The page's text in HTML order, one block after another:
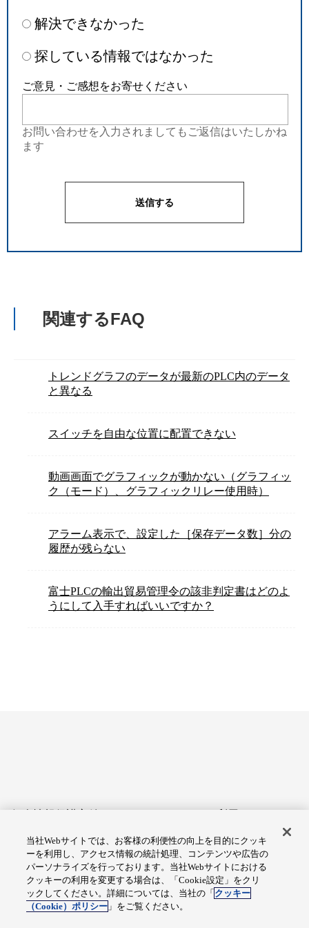
解決できなかった
探している情報ではなかった
ご意見・ご感想をお寄せください
お問い合わせを入力されましてもご返信はいたしかね
ます
関連するFAQ
トレンドグラフのデータが最新のPLC内のデータ
と異なる
スイッチを自由な位置に配置できない
動画画面でグラフィックが動かない（グラフィッ
ク（モード）、グラフィックリレー使用時）
アラーム表示で、設定した［保存データ数］分の
履歴が残らない
富士PLCの輸出貿易管理令の該非判定書はどのよ
うにして入手すればいいですか？
アクセシビリティへの対応
Cookie設定
総合サイトマップ
当社Webサイトでは、お客様の利便性の向上を目的にクッキ
ーを利用し、アクセス情報の統計処理、コンテンツや広告の
パーソナライズを行っております。当社Webサイトにおける
クッキーの利用を変更する場合は、「Cookie設定」をクリ
ックしてください。詳細については、当社の「 クッキー
（Cookie）ポリシー 」をご覧ください。